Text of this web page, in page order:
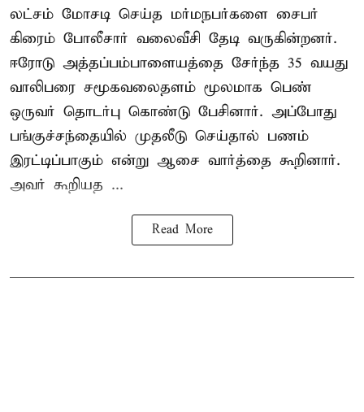
லட்சம் மோசடி செய்த மர்மநபர்களை சைபர்
கிரைம் போலீசார் வலைவீசி தேடி வருகின்றனர்.
ஈரோடு அத்தப்பம்பாளையத்தை சேர்ந்த 35 வயது
வாலிபரை சமூகவலைதளம் மூலமாக பெண்
ஒருவர் தொடர்பு கொண்டு பேசினார். அப்போது
பங்குச்சந்தையில் முதலீடு செய்தால் பணம்
இரட்டிப்பாகும் என்று ஆசை வார்த்தை கூறினார்.
அவர் கூறியத ...
Read More